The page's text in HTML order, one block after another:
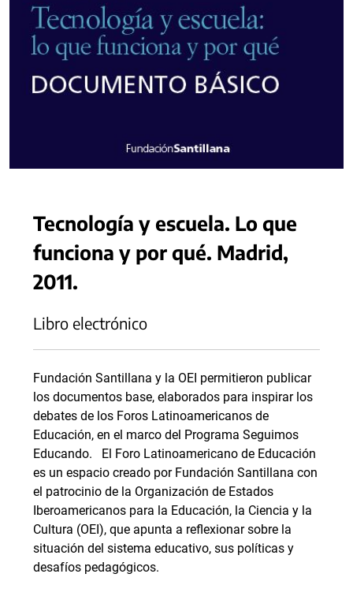
Tecnología y escuela. Lo que
funciona y por qué. Madrid,
2011.
Libro electrónico
Fundación Santillana y la OEI permitieron publicar
los documentos base, elaborados para inspirar los
debates de los Foros Latinoamericanos de
Educación, en el marco del Programa Seguimos
Educando. El Foro Latinoamericano de Educación
es un espacio creado por Fundación Santillana con
el patrocinio de la Organización de Estados
Iberoamericanos para la Educación, la Ciencia y la
Cultura (OEI), que apunta a reflexionar sobre la
situación del sistema educativo, sus políticas y
desafíos pedagógicos.